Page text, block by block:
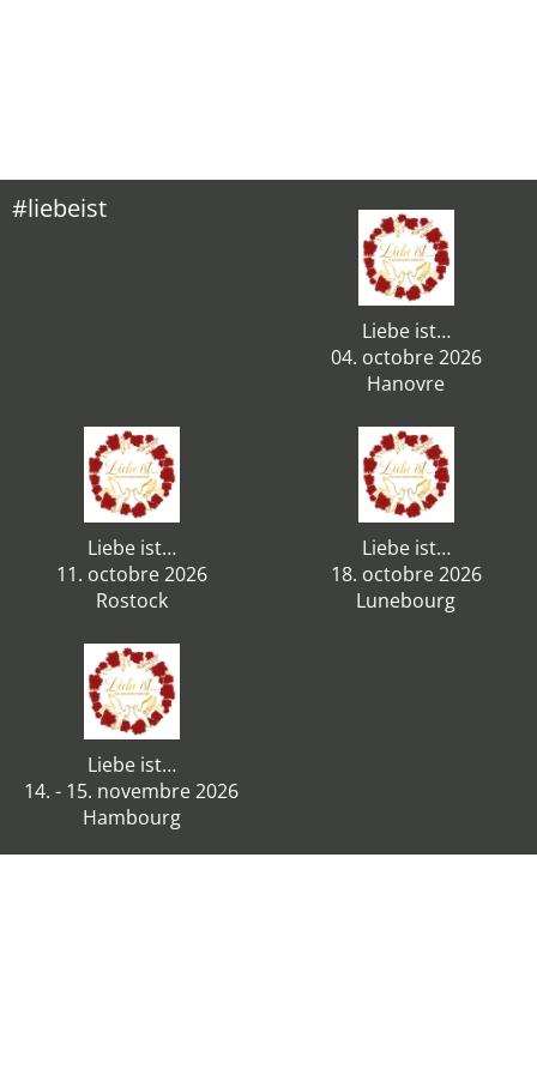
#liebeist
Liebe ist…
04. octobre 2026
Hanovre
Liebe ist…
11. octobre 2026
Rostock
Liebe ist…
18. octobre 2026
Lunebourg
Liebe ist…
14. - 15. novembre 2026
Hambourg